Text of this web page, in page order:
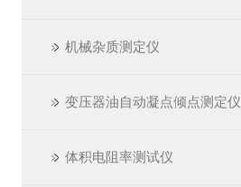
机械杂质测定仪
变压器油自动凝点倾点测定仪
体积电阻率测试仪